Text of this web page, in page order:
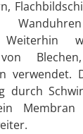
Weiterhin
verwendet.
durch